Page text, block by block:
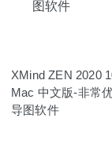
XMind ZEN 2020
Mac 中文版-非常
导图软件